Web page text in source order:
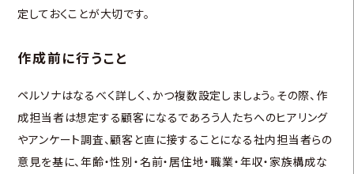
定しておくことが大切です。
作成前に行うこと
ペルソナはなるべく詳しく、かつ複数設定しましょう。その際、作
成担当者は想定する顧客になるであろう人たちへのヒアリング
やアンケート調査、顧客と直に接することになる社内担当者らの
意見を基に、年齢・性別・名前・居住地・職業・年収・家族構成な